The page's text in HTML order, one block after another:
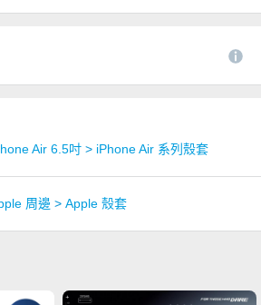
Air 6.5吋 > iPhone Air 系列殼套
周邊 > Apple 殼套